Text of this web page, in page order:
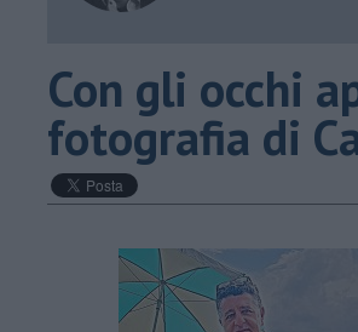
​Con gli occhi
fotografia di